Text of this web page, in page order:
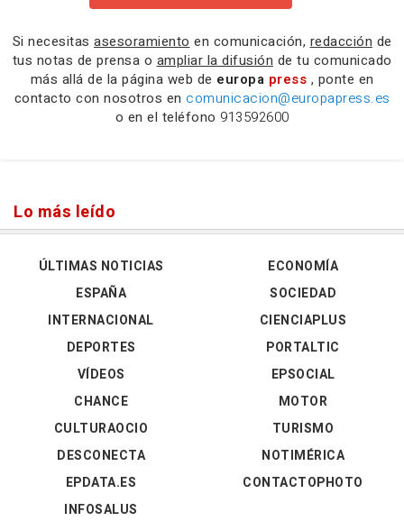
Si necesitas asesoramiento en comunicación, redacción de
tus notas de prensa o ampliar la difusión de tu comunicado
más allá de la página web de europa press , ponte en
contacto con nosotros en comunicacion@europapress.es
o en el teléfono 913592600
Lo más leído
ÚLTIMAS NOTICIAS
ESPAÑA
INTERNACIONAL
DEPORTES
VÍDEOS
ECONOMÍA
SOCIEDAD
CIENCIAPLUS
PORTALTIC
EPSOCIAL
CHANCE
CULTURAOCIO
DESCONECTA
EPDATA.ES
INFOSALUS
MOTOR
TURISMO
NOTIMÉRICA
CONTACTOPHOTO